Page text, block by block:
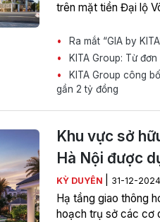
trên mặt tiền Đại lộ
Ra mắt “GIA by
KITA Group: Từ
KITA Group công
gần 2 tỷ đồng
Khu vực sở
Hà Nội được
KỲ DUYÊN 31-12-2024
Hạ tầng giao thông
hoạch trụ sở các cơ